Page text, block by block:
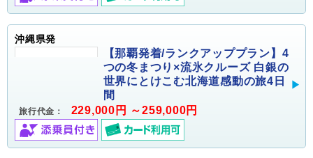
沖縄県発
【那覇発着/ランクアッププラン】4
つの冬まつり×流氷クルーズ 白銀の
世界にとけこむ北海道感動の旅4日
間
旅行代金： 229,000円 ～259,000円